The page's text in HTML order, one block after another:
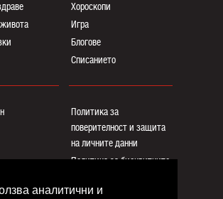
аналитични и
Хороскопи
Игра
Блогoве
Списанието
Политика за
поверителност и защита
на личните данни
Политика за бисквитките
Общи условия